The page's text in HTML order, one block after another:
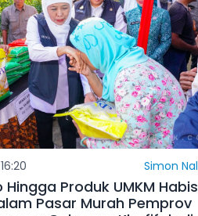
Produk UMKM Habis